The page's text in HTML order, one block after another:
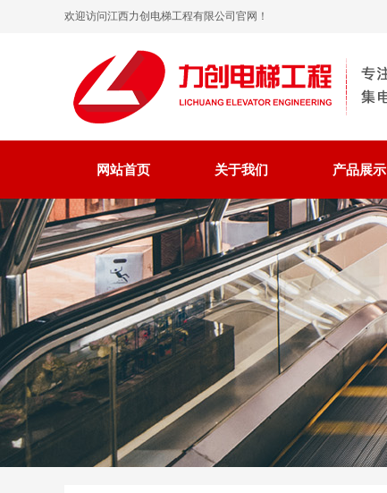
欢迎访问江西力创电梯工程有限公司官网！
网站首页 关于我们 产品展示